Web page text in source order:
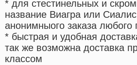
* для стестинельных и
название Виагра или
анонимныого заказа
* быстрая и удобная
так же возможна доставка
классом